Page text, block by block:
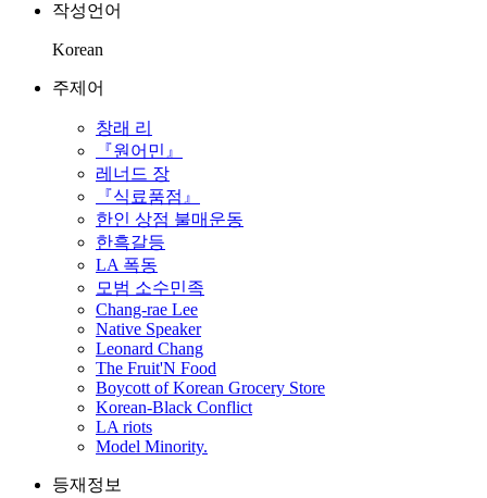
작성언어
Korean
주제어
창래 리
『원어민』
레너드 장
『식료품점』
한인 상점 불매운동
한흑갈등
LA 폭동
모범 소수민족
Chang-rae Lee
Native Speaker
Leonard Chang
The Fruit'N Food
Boycott of Korean Grocery Store
Korean-Black Conflict
LA riots
Model Minority.
등재정보